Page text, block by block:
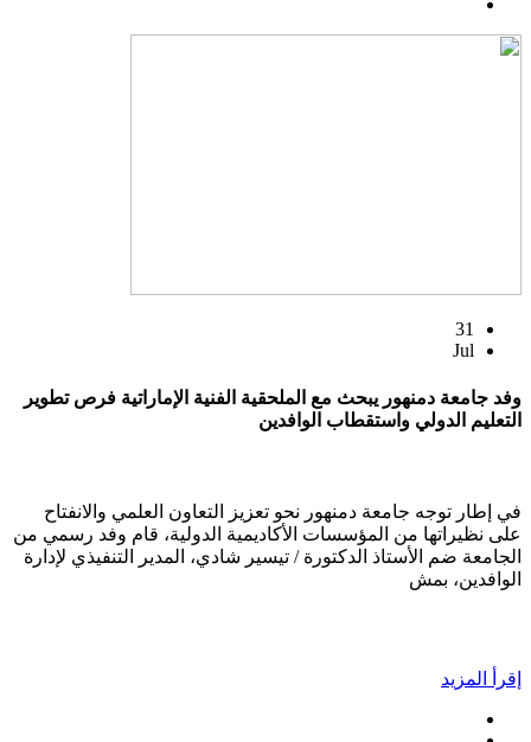
31
Jul
وفد جامعة دمنهور يبحث مع الملحقية الفنية الإماراتية فرص تطوير
التعليم الدولي واستقطاب الوافدين
في إطار توجه جامعة دمنهور نحو تعزيز التعاون العلمي والانفتاح
على نظيراتها من المؤسسات الأكاديمية الدولية، قام وفد رسمي من
الجامعة ضم الأستاذ الدكتورة / تيسير شادي، المدير التنفيذي لإدارة
الوافدين، بمش
إقرأ المزيد